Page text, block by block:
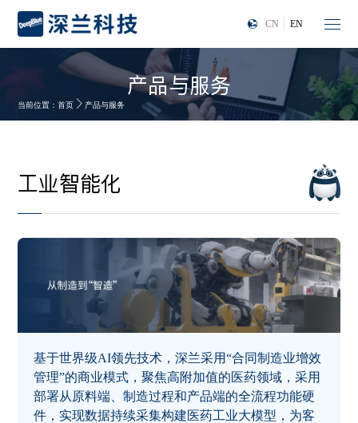
CN EN
产品与服务
当前位置：首页 产品与服务
工业智能化
基于世界级AI领先技术，深兰采用“合同制造业增效
管理”的商业模式，聚焦高附加值的医药领域，采用
部署从原料端、制造过程和产品端的全流程功能硬
件，实现数据持续采集构建医药工业大模型，为客